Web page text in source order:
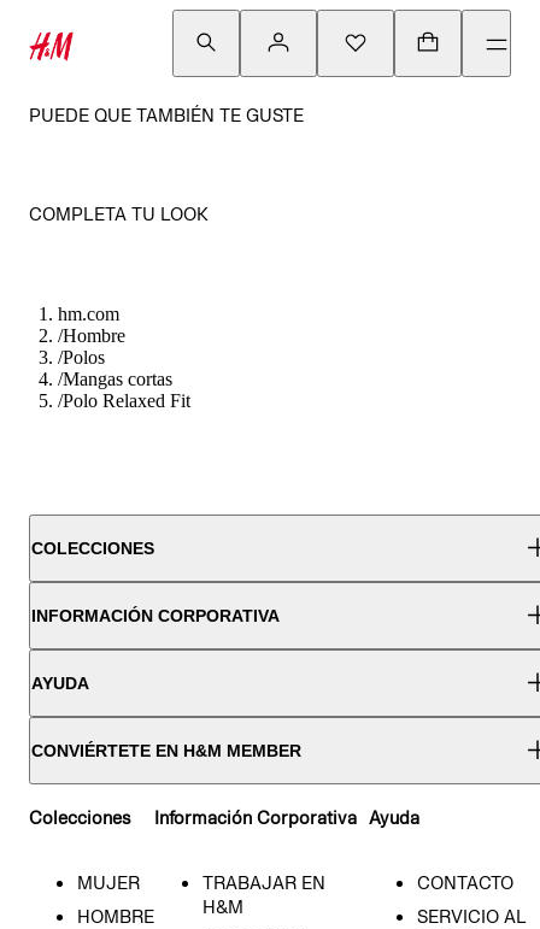
PUEDE QUE TAMBIÉN TE GUSTE
COMPLETA TU LOOK
hm.com
/Hombre
/Polos
/Mangas cortas
/Polo Relaxed Fit
COLECCIONES
INFORMACIÓN CORPORATIVA
AYUDA
CONVIÉRTETE EN H&M MEMBER
Colecciones
MUJER
HOMBRE
Información Corporativa
TRABAJAR EN
H&M
Ayuda
CONTACTO
SERVICIO AL